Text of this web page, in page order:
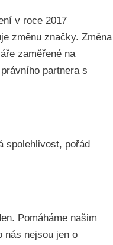
v roce 2017
změnu značky. Změna
zaměřené na
partnera s
spolehlivost, pořád
Pomáháme našim
nás nejsou jen o